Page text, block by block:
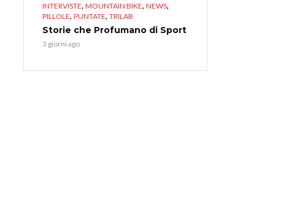
INTERVISTE, MOUNTAIN BIKE, NEWS,
PILLOLE, PUNTATE, TRILAB
Storie che Profumano di Sport
3 giorni ago